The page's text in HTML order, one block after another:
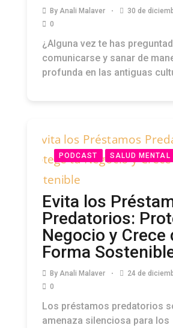
By Anali Malaver
30 de
0
¿Alguna vez te has
comunicarse y sanar de
profunda en las antiguas
PODCAST SALUD MENTAL
Evita los
Predatorios:
Negocio y Crece
Forma
By Anali Malaver
24 de
0
Los préstamos predatorios
amenaza silenciosa para los